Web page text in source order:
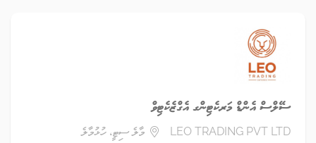
ސޭލްސް އެންޑް މަރކެޓިންގ އެގްޒެކެޓިވް
LEO TRADING PVT LTD
މާލެ ސިޓީ، ހުޅުމާލެ